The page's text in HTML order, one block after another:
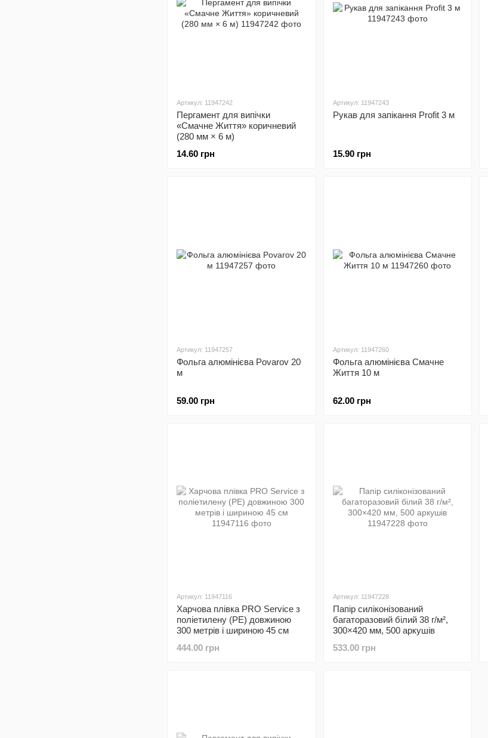
Артикул: 11947242
Пергамент для випічки
«Смачне Життя» коричневий
(280 мм × 6 м)
14.60 грн
Артикул: 11947243
Рукав для запікання Profit 3 м
15.90 грн
Артикул: 11947257
Фольга алюмінієва Povarov 20
м
59.00 грн
Артикул: 11947260
Фольга алюмінієва Смачне
Життя 10 м
62.00 грн
Артикул: 11947116
Харчова плівка PRO Service з
поліетилену (PE) довжиною
300 метрів і шириною 45 см
444.00 грн
Артикул: 11947228
Папір силіконізований
багаторазовий білий 38 г/м²,
300×420 мм, 500 аркушів
533.00 грн